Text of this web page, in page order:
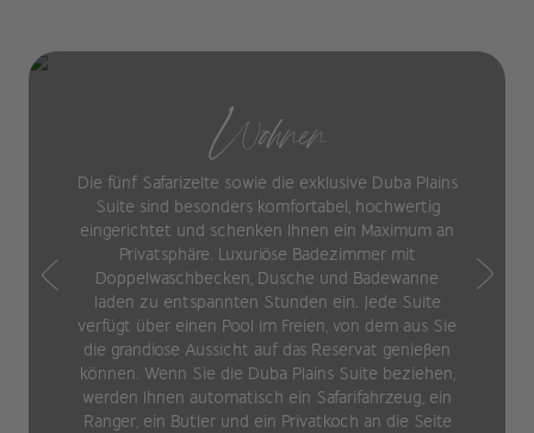
Wohnen
Die fünf Safarizelte sowie die exklusive Duba Plains
Suite sind besonders komfortabel, hochwertig
eingerichtet und schenken Ihnen ein Maximum an
Privatsphäre. Luxuriöse Badezimmer mit
Doppelwaschbecken, Dusche und Badewanne
laden zu entspannten Stunden ein. Jede Suite
verfügt über einen Pool im Freien, von dem aus Sie
die grandiose Aussicht auf das Reservat genießen
können. Wenn Sie die Duba Plains Suite beziehen,
werden Ihnen automatisch ein Safarifahrzeug, ein
Ranger, ein Butler und ein Privatkoch an die Seite